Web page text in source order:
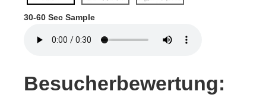
30-60 Sec Sample
Besucherbewertung: